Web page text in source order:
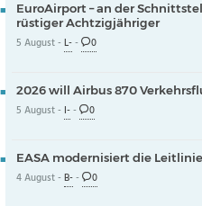
EuroAirport – an der
rüstiger Achtzigjähriger
5 August -L-- 0
2026 will Airbus 870
5 August - I-- 0
EASA modernisiert die
4 August -B-- 0